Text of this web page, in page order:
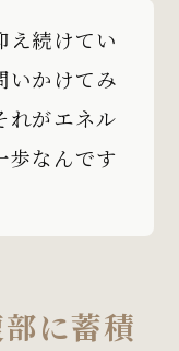
え続けてい
いかけてみ
れがエネル
歩なんです
に蓄積